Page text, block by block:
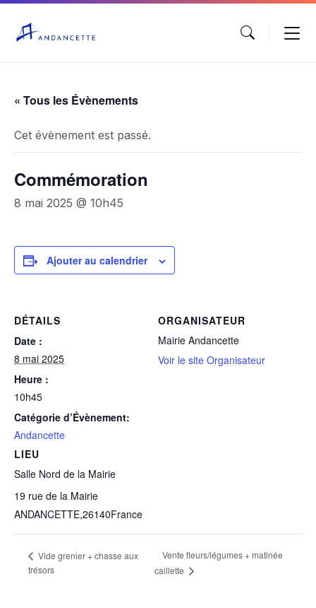
« Tous les Évènements
Cet évènement est passé.
Commémoration
8 mai 2025 @ 10h45
Ajouter au calendrier
DÉTAILS
Date :
8 mai 2025
Heure :
10h45
Catégorie d’Évènement:
Andancette
LIEU
Salle Nord de la Mairie
19 rue de la Mairie
ANDANCETTE,26140France
ORGANISATEUR
Mairie Andancette
Voir le site Organisateur
Vide grenier + chasse aux
trésors
Vente fleurs/légumes + matinée
caillette